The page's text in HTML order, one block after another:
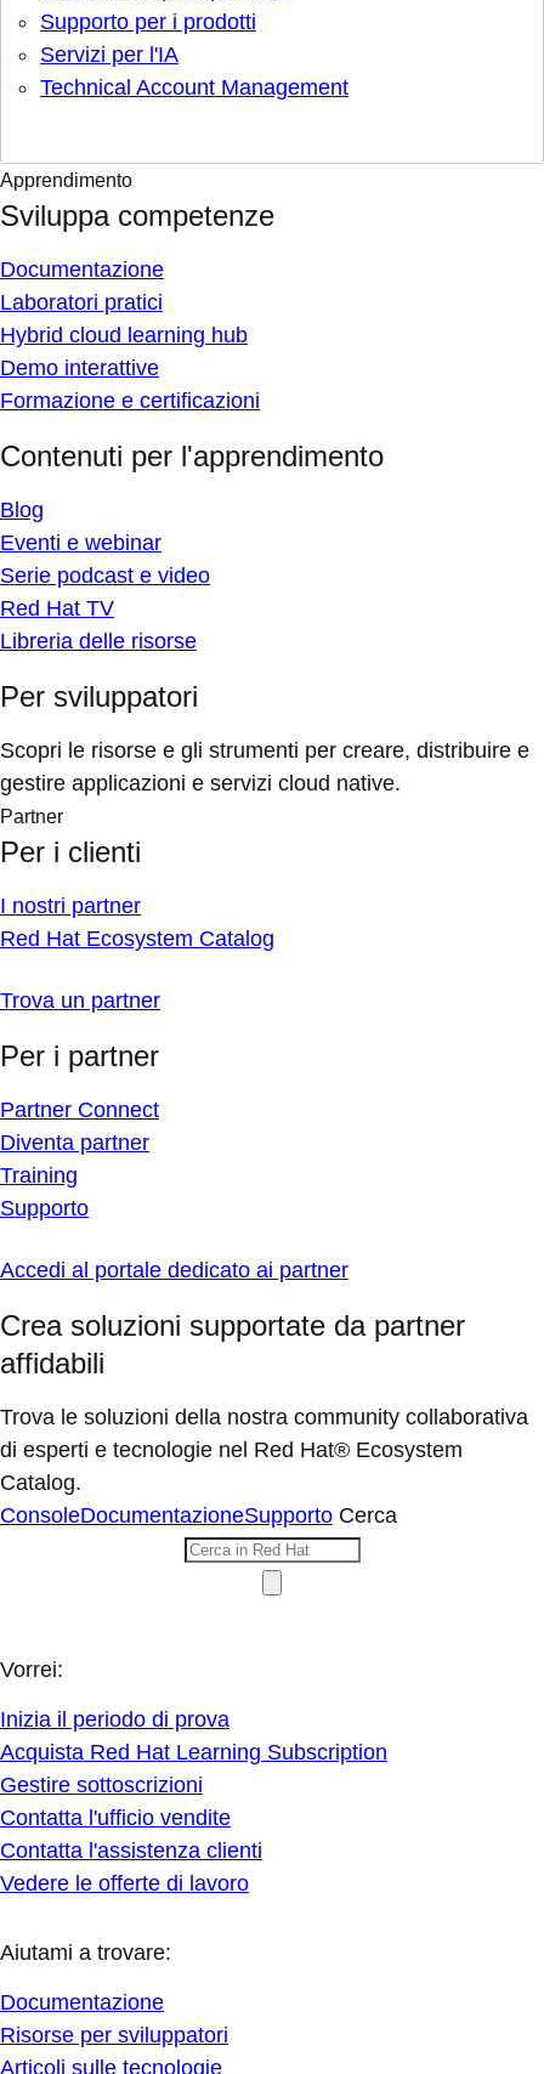
Supporto per i prodotti
Servizi per l'IA
Technical Account Management
Apprendimento
Sviluppa competenze
Documentazione
Laboratori pratici
Hybrid cloud learning hub
Demo interattive
Formazione e certificazioni
Contenuti per l'apprendimento
Blog
Eventi e webinar
Serie podcast e video
Red Hat TV
Libreria delle risorse
Per sviluppatori
Scopri le risorse e gli strumenti per creare, distribuire e
gestire applicazioni e servizi cloud native.
Partner
Per i clienti
I nostri partner
Red Hat Ecosystem Catalog
Trova un partner
Per i partner
Partner Connect
Diventa partner
Training
Supporto
Accedi al portale dedicato ai partner
Crea soluzioni supportate da partner
affidabili
Trova le soluzioni della nostra community collaborativa
di esperti e tecnologie nel Red Hat® Ecosystem
Catalog.
ConsoleDocumentazioneSupporto Cerca
Vorrei:
Inizia il periodo di prova
Acquista Red Hat Learning Subscription
Gestire sottoscrizioni
Contatta l'ufficio vendite
Contatta l'assistenza clienti
Vedere le offerte di lavoro
Aiutami a trovare:
Documentazione
Risorse per sviluppatori
Articoli sulle tecnologie